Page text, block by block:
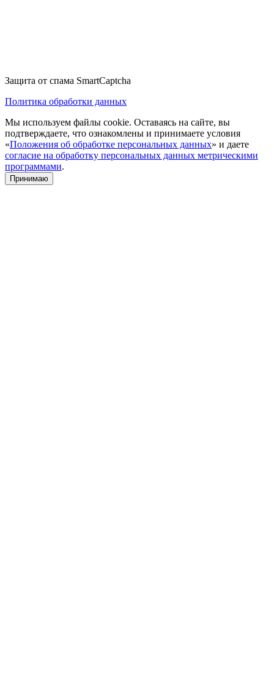
Защита от спама SmartCaptcha
Политика обработки данных
Мы используем файлы cookie. Оставаясь на сайте, вы
подтверждаете, что ознакомлены и принимаете условия
«Положения об обработке персональных данных» и даете
согласие на обработку персональных данных метрическими
программами.
Принимаю